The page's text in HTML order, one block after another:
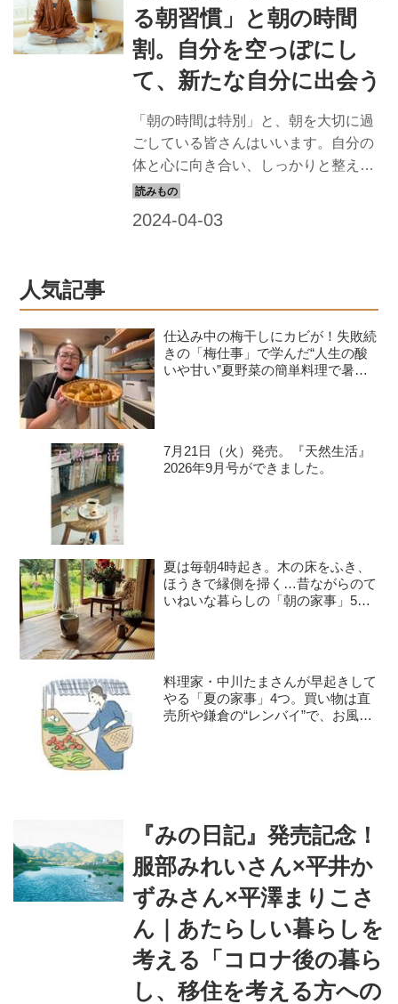
る朝習慣」と朝の時間
割。自分を空っぽにし
て、新たな自分に出会う
「朝の時間は特別」と、朝を大切に過
ごしている皆さんはいいます。自分の
体と心に向き合い、しっかりと整え
て、新しい気持ちで一日をスタートす
人気記事
仕込み中の梅干しにカビが！失敗続
きの「梅仕事」で学んだ“人生の酸
いや甘い”夏野菜の簡単料理で暑さ
7月21日（火）発売。『天然生活』
2026年9月号ができました。
夏は毎朝4時起き。木の床をふき、
ほうきで縁側を掃く…昔ながらのて
いねいな暮らしの「朝の家事」5つ
料理家・中川たまさんが早起きして
やる「夏の家事」4つ。買い物は直
売所や鎌倉の“レンバイ”で、お風呂
『みの日記』発売記念！
服部みれいさん×平井か
ずみさん×平澤まりこさ
ん｜あたらしい暮らしを
考える「コロナ後の暮ら
し、移住を考える方への